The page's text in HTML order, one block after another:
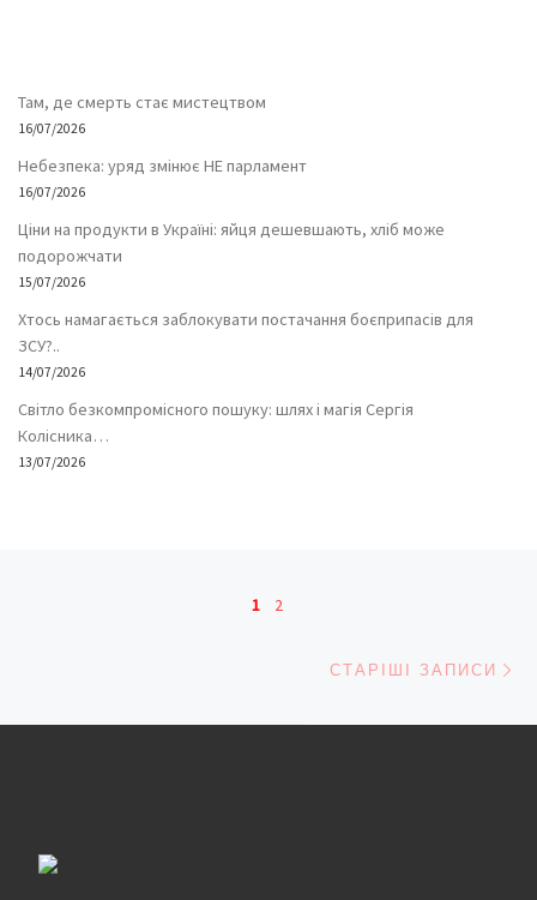
Там, де смерть стає мистецтвом
16/07/2026
Небезпека: уряд змінює НЕ парламент
16/07/2026
Ціни на продукти в Україні: яйця дешевшають, хліб може
подорожчати
15/07/2026
Хтось намагається заблокувати постачання боєприпасів для
ЗСУ?..
14/07/2026
Світло безкомпромісного пошуку: шлях і магія Сергія
Колісника…
13/07/2026
Навігація записів
1 2
СТАРІШІ ЗАПИСИ